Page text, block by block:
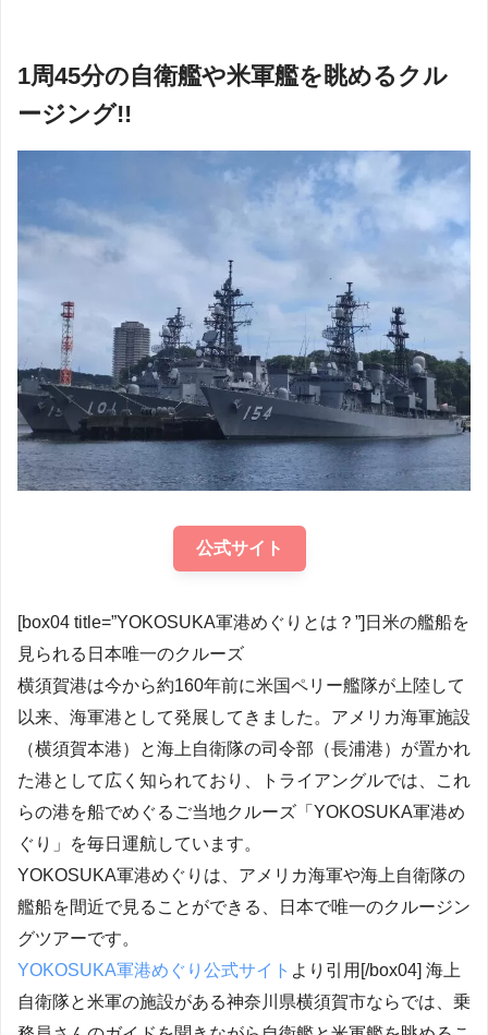
1周45分の自衛艦や米軍艦を眺めるクル
ージング!!
公式サイト
[box04 title=”YOKOSUKA軍港めぐりとは？”]日米の艦船を
見られる日本唯一のクルーズ
横須賀港は今から約160年前に米国ペリー艦隊が上陸して
以来、海軍港として発展してきました。アメリカ海軍施設
（横須賀本港）と海上自衛隊の司令部（長浦港）が置かれ
た港として広く知られており、トライアングルでは、これ
らの港を船でめぐるご当地クルーズ「YOKOSUKA軍港め
ぐり」を毎日運航しています。
YOKOSUKA軍港めぐりは、アメリカ海軍や海上自衛隊の
艦船を間近で見ることができる、日本で唯一のクルージン
グツアーです。
YOKOSUKA軍港めぐり公式サイト より引用[/box04] 海上
自衛隊と米軍の施設がある神奈川県横須賀市ならでは、乗